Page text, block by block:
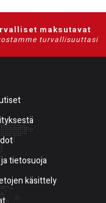
maksutavat
turvallisuuttasi
tietosuoja
käsittely